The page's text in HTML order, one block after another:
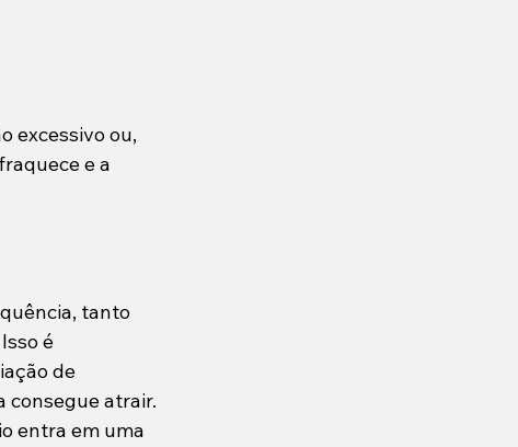
excessivo ou,
e a
tanto
é
de
consegue atrair.
entra em uma